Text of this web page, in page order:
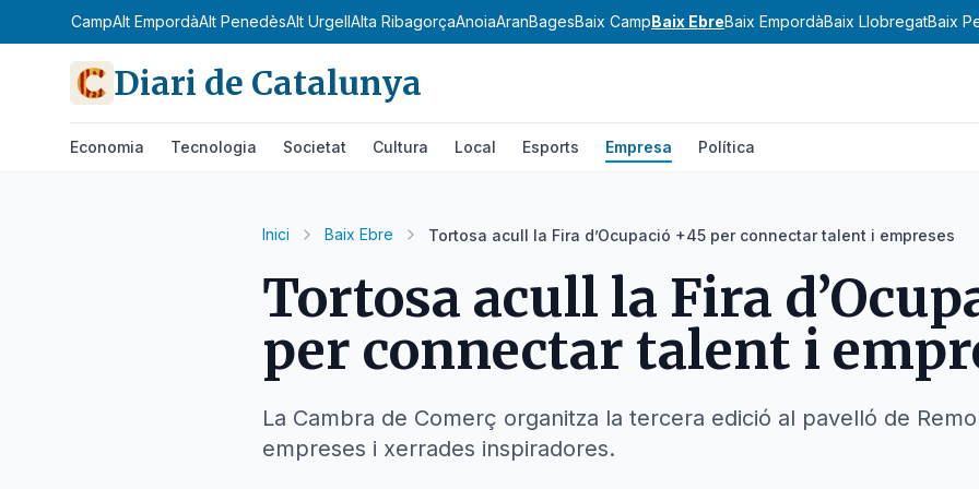
Alt CampAlt EmpordàAlt PenedèsAlt UrgellAlta RibagorçaAnoiaAranBagesBaix CampBaix EbreBaix EmpordàBaix LlobregatBaix
Diari de Catalunya
Economia Tecnologia Societat Cultura Local Esports Empresa Política
Inici Baix Ebre Tortosa acull la Fira d’Ocupació +45 per connectar talent i empreses
Tortosa acull la Fira
per connectar talent i
La Cambra de Comerç organitza la tercera edició al pavelló de
empreses i xerrades inspiradores.